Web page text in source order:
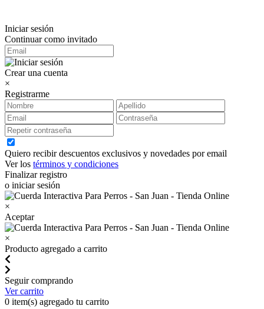
Iniciar sesión
Continuar como invitado
Crear una cuenta
×
Registrarme
Quiero recibir descuentos exclusivos y novedades por email
Ver los términos y condiciones
Finalizar registro
o iniciar sesión
×
Aceptar
×
Producto agregado a carrito
Seguir comprando
Ver carrito
0 item(s) agregado tu carrito